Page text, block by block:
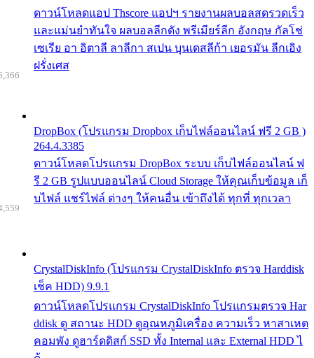
ดาวน์โหลดแอป Thscore แอปฯ รายงานผลบอลสดรวดเร็ว
และแม่นยำทันใจ ผลบอลลีกดัง พรีเมียร์ลีก อังกฤษ กัลโช่
เซเรีย อา อิตาลี ลาลีกา สเปน บุนเดสลีก้า เยอรมัน ลีกเอิง
ฝรั่งเศส
DropBox (โปรแกรม Dropbox เก็บไฟล์ออนไลน์ ฟรี 2 GB )
264.4.3385
ดาวน์โหลดโปรแกรม DropBox ระบบ เก็บไฟล์ออนไลน์ ฟ
รี 2 GB รูปแบบออนไลน์ Cloud Storage ให้คุณเก็บข้อมูล เก็
บไฟล์ แชร์ไฟล์ ต่างๆ ให้คนอื่น เข้าถึงได้ ทุกที่ ทุกเวลา
CrystalDiskInfo (โปรแกรม CrystalDiskInfo ตรวจ Harddisk
เช็ค HDD) 9.9.1
ดาวน์โหลดโปรแกรม CrystalDiskInfo โปรแกรมตรวจ Har
ddisk ดู สถานะ HDD ดูอุณหภูมิเครื่อง ความเร็ว หาสาเหต
คอมพัง ดูฮาร์ดดิสก์ SSD ทั้ง Internal และ External HDD ไ